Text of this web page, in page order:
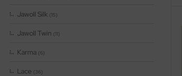
Jawoll Silk (15)
Jawoll Twin (11)
Karma (6)
Lace (36)